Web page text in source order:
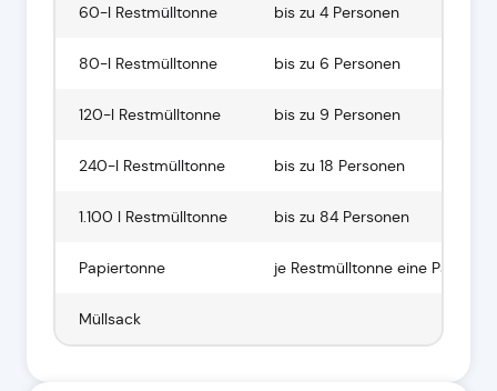
60-l Restmülltonne bis zu 4 Personen
80-l Restmülltonne bis zu 6 Personen
120-l Restmülltonne bis zu 9 Personen
240-l Restmülltonne bis zu 18 Personen
1.100 l Restmülltonne bis zu 84 Personen
Papiertonne je Restmülltonne eine
Müllsack